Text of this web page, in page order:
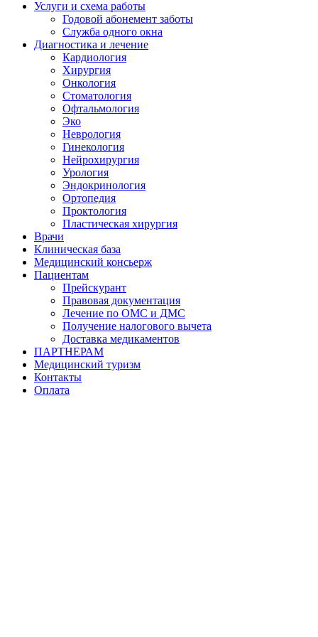
Услуги и схема работы
Годовой абонемент заботы
Служба одного окна
Диагностика и лечение
Кардиология
Хирургия
Онкология
Стоматология
Офтальмология
Эко
Неврология
Гинекология
Нейрохирургия
Урология
Эндокринология
Ортопедия
Проктология
Пластическая хирургия
Врачи
Клиническая база
Медицинский консьерж
Пациентам
Прейскурант
Правовая документация
Лечение по ОМС и ДМС
Получение налогового вычета
Доставка медикаментов
ПАРТНЕРАМ
Медицинский туризм
Контакты
Оплата